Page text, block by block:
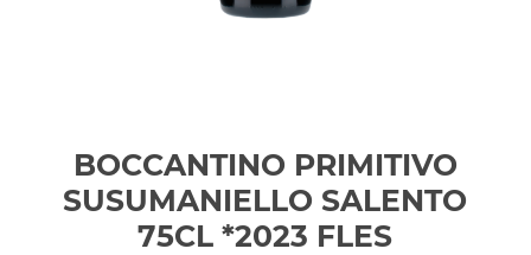
BOCCANTINO PRIMITIVO
SUSUMANIELLO SALENTO
75CL *2023 FLES